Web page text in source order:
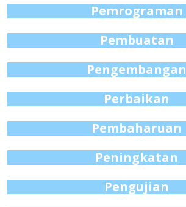
Pemrograman
Pembuatan
Pengembangan
Perbaikan
Pembaharuan
Peningkatan
Pengujian